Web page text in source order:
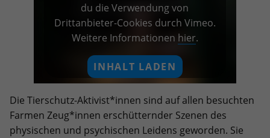
du die Verwendung von
Drittanbieter-Cookies durch Vimeo.
Weitere Informationen hier.
INHALT LADEN
Inhalte dieses Anbieters immer
laden
Die Tierschutz-Aktivist*innen sind auf allen besuchten
Farmen Zeug*innen erschütternder Szenen des
physischen und psychischen Leidens geworden. Sie